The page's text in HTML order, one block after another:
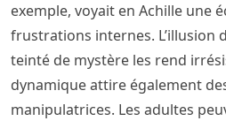
exemple, voyait en Achille une
frustrations internes. L’illusion
teinté de mystère les rend
dynamique attire également
manipulatrices. Les adultes